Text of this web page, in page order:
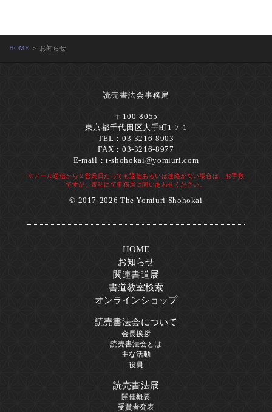
HOME ＞ お知らせ
読売書法会事務局
〒100-8055
東京都千代田区大手町1-7-1
TEL：03-3216-8903
FAX：03-3216-8977
E-mail：t-shohokai@yomiuri.com
※メール送信から２営業日たっても返信あるいは連絡がない場合は、お手数
ですが、電話にて事務局に問いあわせください。
© 2017-2026 The Yomiuri Shohokai
HOME
お知らせ
関連書道展
書道教室検索
オンラインショップ
読売書法会について
会長挨拶
読売書法会とは
主な活動
役員
読売書法展
開催概要
受賞者発表